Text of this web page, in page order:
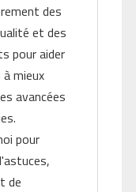
des
et des
pour aider
mieux
avancées
pour
de